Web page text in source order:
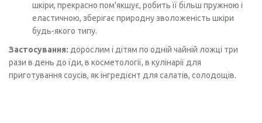
шкіри, прекрасно пом'якшує, робить її більш пружною і
еластичною, зберігає природну зволоженість шкіри
будь-якого типу.
Застосування: дорослим і дітям по одній чайній ложці три
рази в день до їди, в косметології, в кулінарії для
приготування соусів, як інгредієнт для салатів, солодощів.